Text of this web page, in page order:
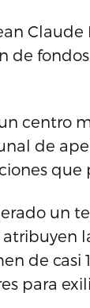
de
centro
de
que
un
de casi
para